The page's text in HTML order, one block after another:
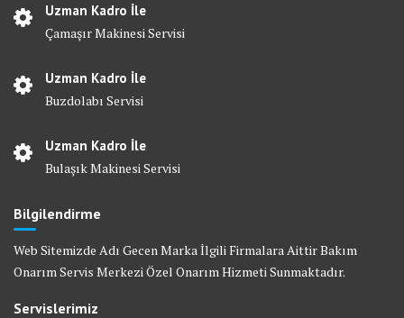
Uzman Kadro İle
Çamaşır Makinesi Servisi
Uzman Kadro İle
Buzdolabı Servisi
Uzman Kadro İle
Bulaşık Makinesi Servisi
Bilgilendirme
Web Sitemizde Adı Gecen Marka İlgili Firmalara Aittir Bakım
Onarım Servis Merkezi Özel Onarım Hizmeti Sunmaktadır.
Servislerimiz